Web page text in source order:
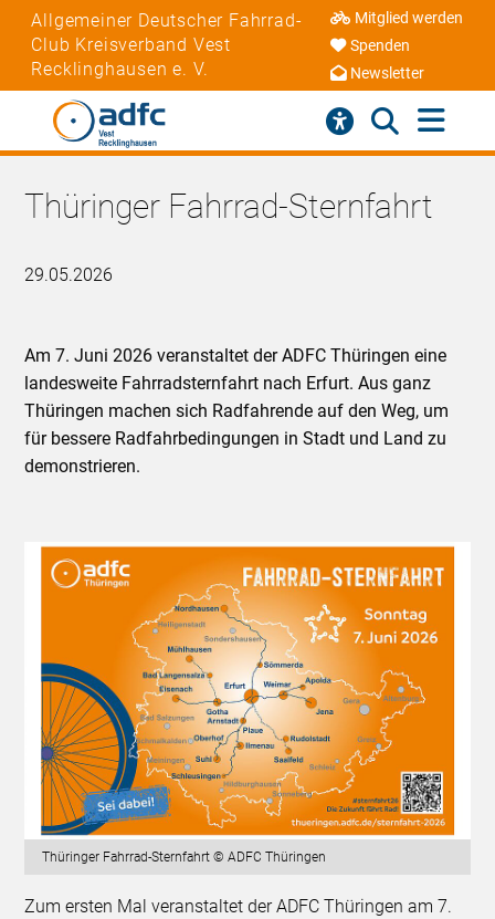
Allgemeiner Deutscher Fahrrad-
Club Kreisverband Vest
Recklinghausen e. V.
Mitglied werden
Spenden
Newsletter
Thüringer Fahrrad-Sternfahrt
29.05.2026
Am 7. Juni 2026 veranstaltet der ADFC Thüringen eine
landesweite Fahrradsternfahrt nach Erfurt. Aus ganz
Thüringen machen sich Radfahrende auf den Weg, um
für bessere Radfahrbedingungen in Stadt und Land zu
demonstrieren.
Thüringer Fahrrad-Sternfahrt © ADFC Thüringen
Zum ersten Mal veranstaltet der ADFC Thüringen am 7.